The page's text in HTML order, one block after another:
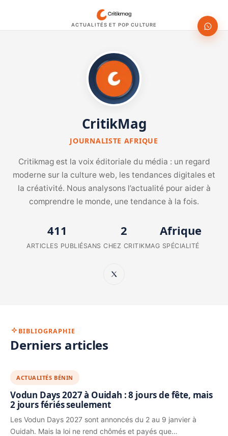
ACTUALITÉS ET POP CULTURE
CritikMag
JOURNALISTE AFRIQUE
Critikmag est la voix éditoriale du média : un regard
moderne sur la culture web, les tendances digitales et
la créativité. Nous analysons l’actualité pour aider à
comprendre le monde, une tendance à la fois.
411
ARTICLES PUBLIÉS
2
ANS CHEZ CRITIKMAG
Afrique
SPÉCIALITÉ
BIBLIOGRAPHIE
Derniers articles
ACTUALITÉS BÉNIN
Vodun Days 2027 à Ouidah : 8 jours de fête, mais
2 jours fériés seulement
Les Vodun Days 2027 sont annoncés du 2 au 9 janvier à
Ouidah. Mais la loi ne rend chômés et payés que…